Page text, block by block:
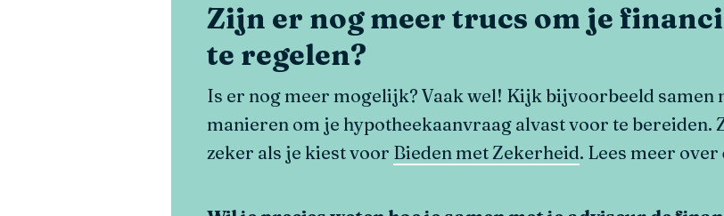
Zijn er nog meer trucs om je
te regelen?
Is er nog meer mogelijk? Vaak wel! Kijk bijvoorbeeld samen
manieren om je hypotheekaanvraag alvast voor te bereiden.
zeker als je kiest voor Bieden met Zekerheid. Lees meer